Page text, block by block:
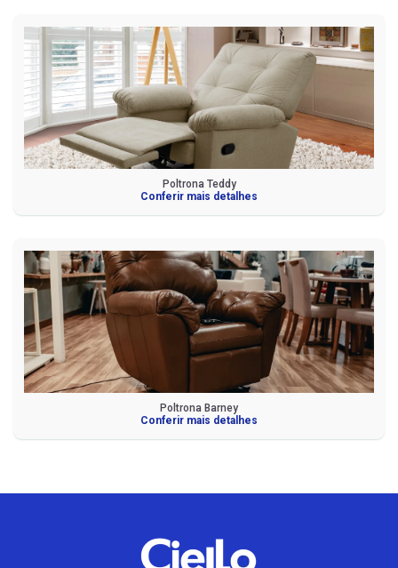
Poltrona Teddy
Conferir mais detalhes
Poltrona Barney
Conferir mais detalhes